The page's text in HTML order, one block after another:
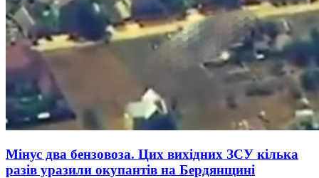
Мінус два бензовоза. Цих вихідних ЗСУ кілька
разів уразили окупантів на Бердянщині